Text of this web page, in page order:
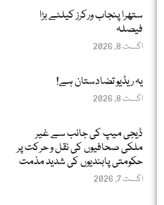
ستھرا پنجاب ورکرز کیلئے بڑا
فیصلہ
اگست 8, 2026
یہ ریڈیو تضادستان ہے!
اگست 8, 2026
ڈیجی میپ کی جانب سے غیر
ملکی صحافیوں کی نقل و حرکت پر
حکومتی پابندیوں کی شدید مذمت
اگست 7, 2026